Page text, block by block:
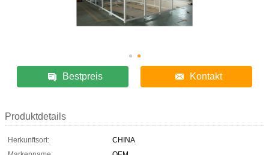
Bestpreis Kontakt
Produktdetails
Herkunftsort:
CHINA